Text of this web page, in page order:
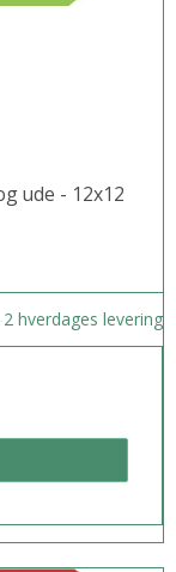
ude - 12x12
2 hverdages levering